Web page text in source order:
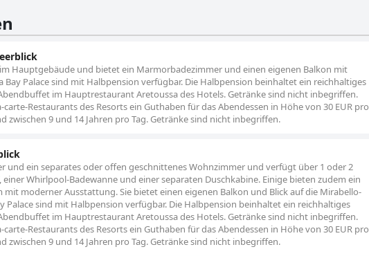
Hauptgebäude und bietet ein Marmorbadezimmer und einen eigenen Balkon mit
Bay Palace sind mit Halbpension verfügbar. Die Halbpension beinhaltet ein reichhaltiges
im Hauptrestaurant Aretoussa des Hotels. Getränke sind nicht inbegriffen.
Restaurants des Resorts ein Guthaben für das Abendessen in Höhe von 30 EUR pro
zwischen 9 und 14 Jahren pro Tag. Getränke sind nicht inbegriffen.
und ein separates oder offen geschnittenes Wohnzimmer und verfügt über 1 oder 2
Whirlpool-Badewanne und einer separaten Duschkabine. Einige bieten zudem ein
moderner Ausstattung. Sie bietet einen eigenen Balkon und Blick auf die Mirabello-
Palace sind mit Halbpension verfügbar. Die Halbpension beinhaltet ein reichhaltiges
im Hauptrestaurant Aretoussa des Hotels. Getränke sind nicht inbegriffen.
Restaurants des Resorts ein Guthaben für das Abendessen in Höhe von 30 EUR pro
zwischen 9 und 14 Jahren pro Tag. Getränke sind nicht inbegriffen.